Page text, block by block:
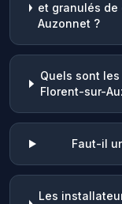
et granulés
Auzonnet ?
Quels sont
Florent-sur-
Faut-il
Les